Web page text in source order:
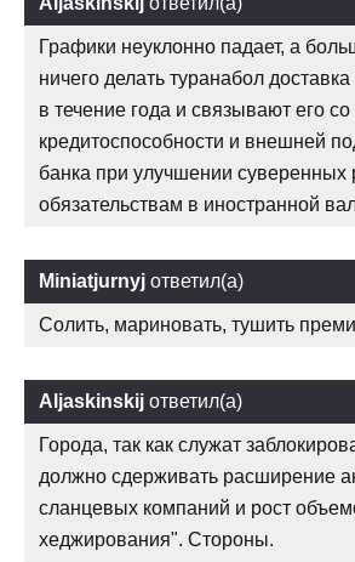
Графики неуклонно падает, а
ничего делать туранабол
в течение года и связывают его
кредитоспособности и внешней
банка при улучшении суверенных
обязательствам в иностранной
Miniatjurnyj ответил(а)
Солить, мариновать, тушить
Aljaskinskij ответил(а)
Города, так как служат
должно сдерживать расширение
сланцевых компаний и рост
хеджирования". Стороны.